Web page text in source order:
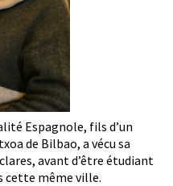
Espagnole, fils d’un
de Bilbao, a vécu sa
avant d’être étudiant
cette même ville.